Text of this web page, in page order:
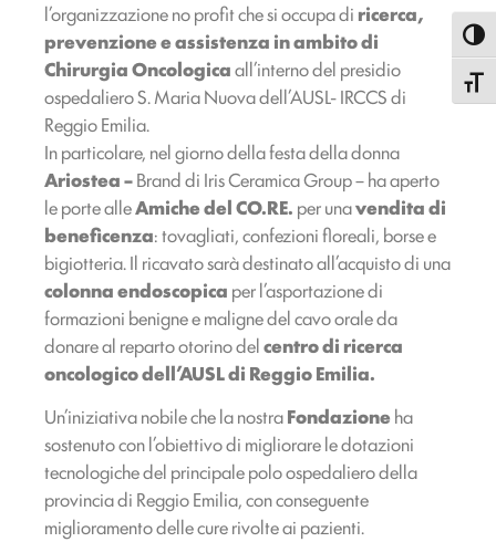
l’organizzazione no profit che si occupa di ricerca,
prevenzione e assistenza in ambito di
Chirurgia Oncologicaall’interno del presidio
ospedaliero S. Maria Nuova dell’AUSL- IRCCS di
Reggio Emilia.
In particolare, nel giorno della festa della donna
Ariostea –Brand di Iris Ceramica Group – ha aperto
le porte alleAmiche del CO.RE. per unavendita di
beneficenza: tovagliati, confezioni floreali, borse e
bigiotteria. Il ricavato sarà destinato all’acquisto di una
colonna endoscopica per l’asportazione di
formazioni benigne e maligne del cavo orale da
donare al reparto otorino delcentro di ricerca
oncologico dell’AUSL di Reggio Emilia.
Un’iniziativa nobile che la nostraFondazione ha
sostenuto con l’obiettivo di migliorare le dotazioni
tecnologiche del principale polo ospedaliero della
provincia di Reggio Emilia, con conseguente
miglioramento delle cure rivolte ai pazienti.